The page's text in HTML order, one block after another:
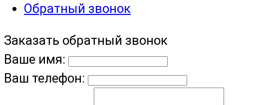
Обратный звонок
Заказать обратный звонок
Ваше имя:
Ваш телефон: